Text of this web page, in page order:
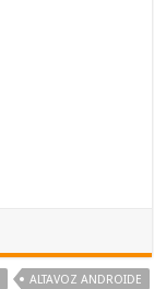
ALTAVOZ ANDROIDE